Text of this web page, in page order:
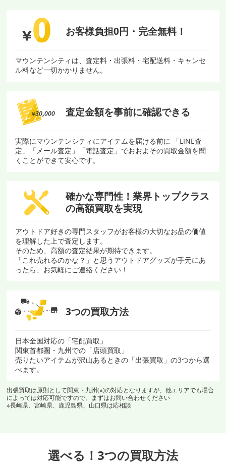
お客様負担0円・ 完全無料！
マウンテンシティは、査定料・出張料・宅配送料・キャンセ
ル料など一切かかりません。
査定金額を事前に確認できる
実際にマウンテンシティにアイテムを届ける前に 「LINE査
定」「メール査定」「電話査定」でおおよその買取金額を聞
くことができて安心です。
確かな専門性！ 業界トップクラス
の高額買取を実現
アウトドア好きの専門スタッフがお客様の大切なお品の価値
を理解した上で査定します。
そのため、高額の査定結果が期待できます。
「これ売れるのかな？」と思うアウトドアグッズが手元にあ
ったら、お気軽にご連絡ください！
3つの買取方法
日本全国対応の「宅配買取」
関東首都圏・九州での「店頭買取」
売りたいアイテムが沢山あるときの「出張買取」の3つから選
べます。
出張買取は原則として関東・九州(※)の対応となりますが、他エリアでも場合
によっては対応可能ですので、まずはお問い合わせください
※長崎県、宮崎県、鹿児島県、山口県は応相談
選べる！3つの買取方法